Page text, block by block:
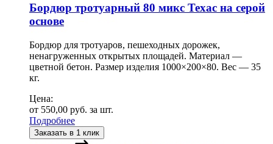
Бордюр тротуарный 80 микс Техас на серой
основе
Бордюр для тротуаров, пешеходных дорожек,
ненагруженных открытых площадей. Материал —
цветной бетон. Размер изделия 1000×200×80. Вес — 35
кг.
Цена:
от 550,00 руб. за шт.
Подробнее
Заказать в 1 клик